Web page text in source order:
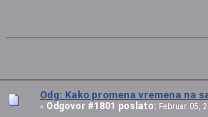
Odg: Kako promena vremena na
« Odgovor #1801 poslato: Februar 05,